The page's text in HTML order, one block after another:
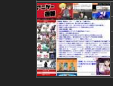
08/07 00:29
08/07 00:25
08/07 00:22
08/07 00:12
08/07 00:11
08/07 00:07
08/07 00:05